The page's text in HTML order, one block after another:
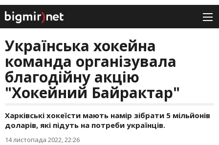
Українська хокейна
команда організувала
благодійну акцію
"Хокейний Байрактар"
Харківські хокеїсти мають намір зібрати 5 мільйонів
доларів, які підуть на потреби українців.
14 листопада 2022, 22:26